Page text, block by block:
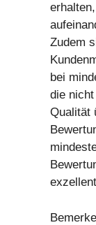
Zudem
bei
die
Qualität